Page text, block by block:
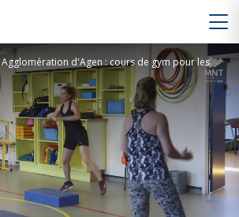
Agglomération d'Agen : cours de gym pour les